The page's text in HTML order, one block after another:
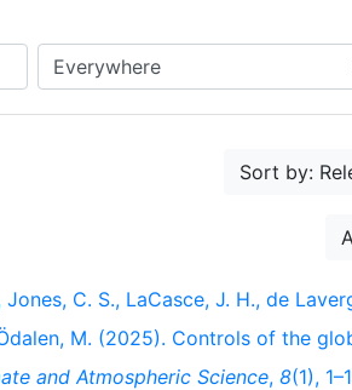
Search in...
Sort by:
C. S., LaCasce, J. H., de
M. (2025). Controls of the
and Atmospheric Science, 8(1),